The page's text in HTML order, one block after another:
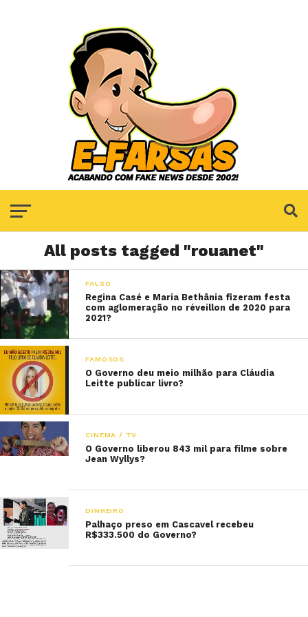
All posts tagged "rouanet"
FALSO
Regina Casé e Maria Bethânia fizeram festa
com aglomeração no réveillon de 2020 para
2021?
FAMOSOS
O Governo deu meio milhão para Cláudia
Leitte publicar livro?
CINEMA / TV
O Governo liberou 843 mil para filme sobre
Jean Wyllys?
DINHEIRO
Palhaço preso em Cascavel recebeu
R$333.500 do Governo?